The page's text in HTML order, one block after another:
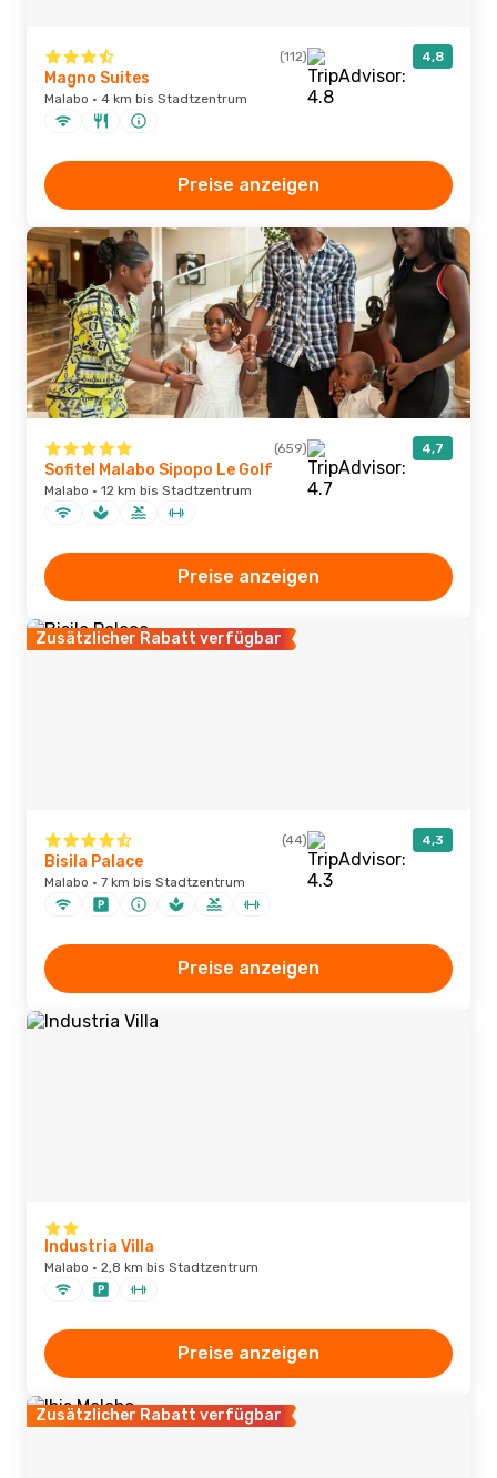
(112) 4,8
Magno Suites
Malabo · 4 km bis Stadtzentrum
Preise anzeigen
(659) 4,7
Sofitel Malabo Sipopo Le Golf
Malabo · 12 km bis Stadtzentrum
Preise anzeigen
Zusätzlicher Rabatt verfügbar
(44) 4,3
Bisila Palace
Malabo · 7 km bis Stadtzentrum
Preise anzeigen
Industria Villa
Malabo · 2,8 km bis Stadtzentrum
Preise anzeigen
Zusätzlicher Rabatt verfügbar